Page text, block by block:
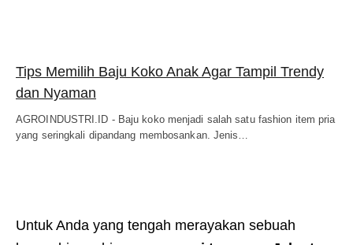
Tips Memilih Baju Koko Anak Agar Tampil Trendy
dan Nyaman
AGROINDUSTRI.ID - Baju koko ​menjadi salah satu fashion item pria
yang seringkali dipandang membosankan. Jenis…
Untuk Anda yang tengah merayakan sebuah